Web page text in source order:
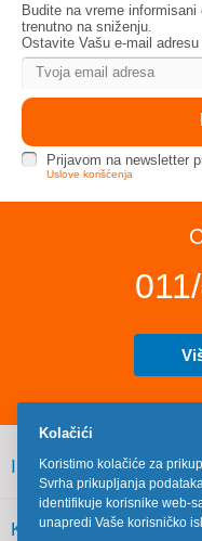
Budite na vreme
trenutno na sniženju.
Ostavite Vašu e-mail
Prijavom na newsletter
Uslove korišćenja
INFORMACIJE
KORISNIČKI SERVIS
Kolačići
Koristimo kolačiće za
Svrha prikupljanja
identifikuje korisnike web-
unapredi Vaše korisničko